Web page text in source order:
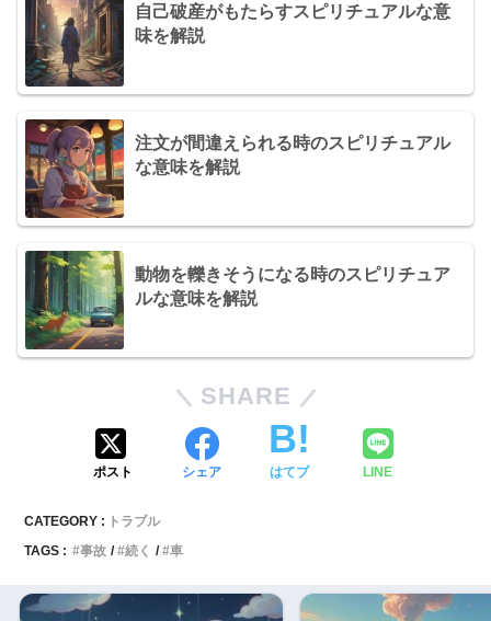
自己破産がもたらすスピリチュアルな意
味を解説
注文が間違えられる時のスピリチュアル
な意味を解説
動物を轢きそうになる時のスピリチュア
ルな意味を解説
SHARE
ポスト シェア はてブ LINE
CATEGORY : トラブル
TAGS :
事故 続く 車